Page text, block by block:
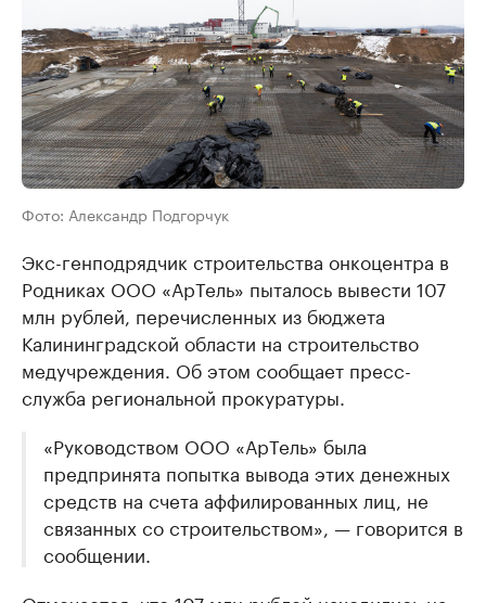
Фото: Александр Подгорчук
Экс-генподрядчик строительства онкоцентра в
Родниках ООО «АрТель» пыталось вывести 107
млн рублей, перечисленных из бюджета
Калининградской области на строительство
медучреждения. Об этом сообщает пресс-
служба региональной прокуратуры.
«Руководством ООО «АрТель» была
предпринята попытка вывода этих денежных
средств на счета аффилированных лиц, не
связанных со строительством», — говорится в
сообщении.